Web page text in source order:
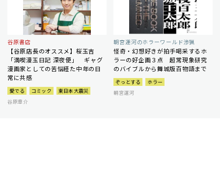
谷原書店
【谷原店長のオススメ】桜玉吉
「満喫漫玉日記 深夜便」 ギャグ
漫画家としての苦悩経た中年の日
常に共感
愛でる コミック
東日本大震災
谷原章介
朝宮運河のホラーワールド渉猟
怪奇・幻想好きが拍手喝采するホ
ラーの好企画３点 超常現象研究
のバイブルから舞城版百物語まで
ぞっとする
ホラー
朝宮運河